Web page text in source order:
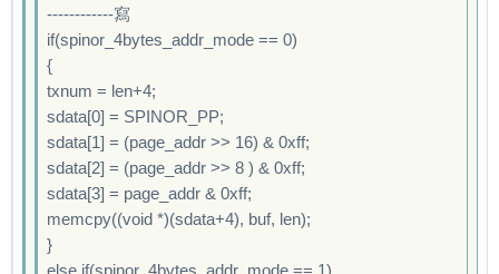
dram para[19] = 0
dram para[20] = 0
dram para[21] = 220000
dram para[22] = 78
dram para[23] = d000001
dram para[24] = 0
dram para[25] = 0
dram para[26] = 0
dram para[27] = 0
dram para[28] = 0
cfg         : f07000        40000
boot_logo   : f47000        20000
shutdown_logo: f67000        20000
env         : f87000        10000
UDISK       : f97000        0
-----------------------------------
WORK_MODE_BOOT
read bootlogo partition
Use decode 1x1 sampling
sunxi_read_bootlogo: jpg convert argb
[      1.514]Hit any key to stop autoboot:
------------寫
if(spinor_4bytes_addr_mode == 0)
{
txnum = len+4;
sdata[0] = SPINOR_PP;
sdata[1] = (page_addr >> 16) & 0xff;
sdata[2] = (page_addr >> 8 ) & 0xff;
sdata[3] = page_addr & 0xff;
memcpy((void *)(sdata+4), buf, len);
}
else if(spinor_4bytes_addr_mode == 1)